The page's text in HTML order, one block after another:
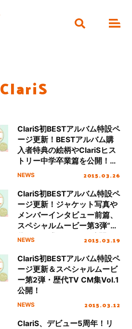
ClariS
ClariS初BESTアルバム特設ペ
ージ更新！BESTアルバム購
入者特典の絵柄やClariSヒス
トリー中学卒業篇を公開！ス
ペシャルムービー第4弾“歴代
NEWS 2015.03.26
ClariS初BESTアルバム特設ペ
ージ更新！ジャケット写真や
メンバーインタビュー前篇、
スペシャルムービー第3弾“歴
代TV CM集Vol.２”を公開！
NEWS 2015.03.19
ClariS初BESTアルバム特設ペ
ージ更新＆スペシャルムービ
ー第2弾・歴代TV CM集Vol.1
公開！
NEWS 2015.03.12
ClariS、デビュー5周年！リ